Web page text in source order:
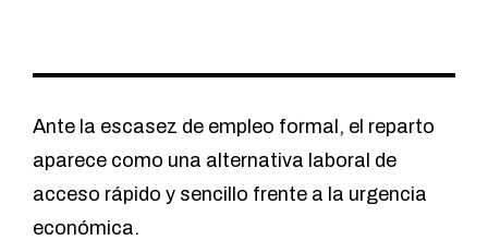
Ante la escasez de empleo formal, el reparto
aparece como una alternativa laboral de
acceso rápido y sencillo frente a la urgencia
económica.